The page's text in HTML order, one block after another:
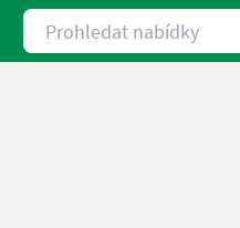
Prohledat nabídky